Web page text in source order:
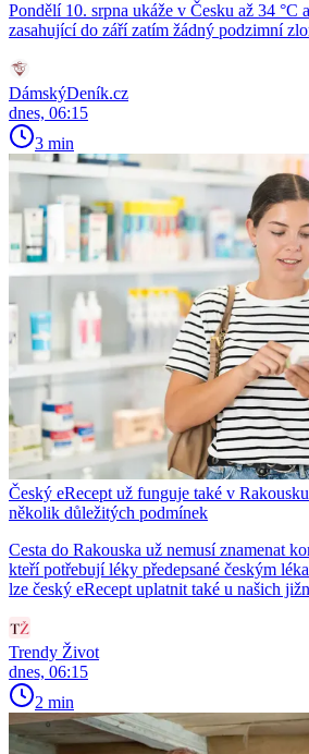
Pondělí 10. srpna ukáže v Česku až 34 °C
zasahující do září zatím žádný podzimní
DámskýDeník.cz
dnes, 06:15
3 min
Český eRecept už funguje také v
několik důležitých podmínek
Cesta do Rakouska už nemusí znamenat
kteří potřebují léky předepsané českým
lze český eRecept uplatnit také u našich
Trendy Život
dnes, 06:15
2 min